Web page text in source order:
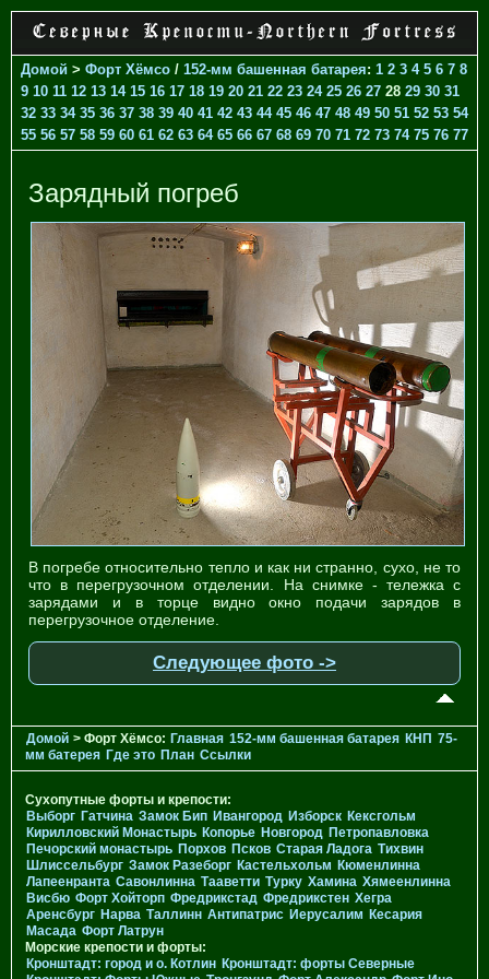
Домой > Форт Хёмсо / 152-мм башенная батарея: 1 2 3 4 5 6 7 8
9 10 11 12 13 14 15 16 17 18 19 20 21 22 23 24 25 26 27 28 29 30 31
32 33 34 35 36 37 38 39 40 41 42 43 44 45 46 47 48 49 50 51 52 53 54
55 56 57 58 59 60 61 62 63 64 65 66 67 68 69 70 71 72 73 74 75 76 77
Зарядный погреб
В погребе относительно тепло и как ни странно, сухо, не то
что в перегрузочном отделении. На снимке - тележка с
зарядами и в торце видно окно подачи зарядов в
перегрузочное отделение.
Следующее фото ->
Домой > Форт Хёмсо: Главная 152-мм башенная батарея КНП 75-
мм батерея Где это План Ссылки
Сухопутные форты и крепости:
Выборг Гатчина Замок Бип Ивангород Изборск Кексгольм
Кирилловский Монастырь Копорье Новгород Петропавловка
Печорcкий монастырь Порхов Псков Старая Ладога Тихвин
Шлиссельбург Замок Разеборг Кастельхольм Кюменлинна
Лапеенранта Савонлинна Тааветти Турку Хамина Хямеенлинна
Висбю Форт Хойторп Фредрикстад Фредрикстен Хегра
Аренсбург Нарва Таллинн Антипатрис Иерусалим Кесария
Масада Форт Латрун
Морские крепости и форты:
Кронштадт: город и о. Котлин Кронштадт: форты Северные